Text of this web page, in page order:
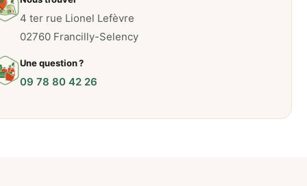
4 ter rue Lionel Lefèvre
02760 Francilly-Selency
Une question ?
09 78 80 42 26